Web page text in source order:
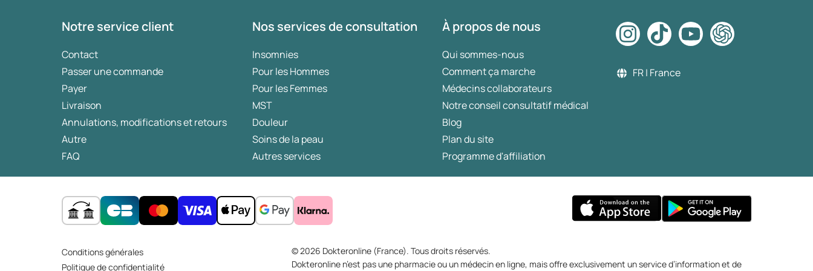
Notre service client
Contact
Passer une commande
Payer
Livraison
Annulations, modifications et retours
Autre
FAQ
Nos services de consultation
Insomnies
Pour les Hommes
Pour les Femmes
MST
Douleur
Soins de la peau
Autres services
À propos de nous
Qui sommes-nous
Comment ça marche
Médecins collaborateurs
Notre conseil consultatif médical
Blog
Plan du site
Programme d'affiliation
FR | France
Conditions générales
Politique de confidentialité
© 2026 Dokteronline (France). Tous droits réservés.
Dokteronline n’est pas une pharmacie ou un médecin en ligne, mais offre exclusivement un service d’information et de